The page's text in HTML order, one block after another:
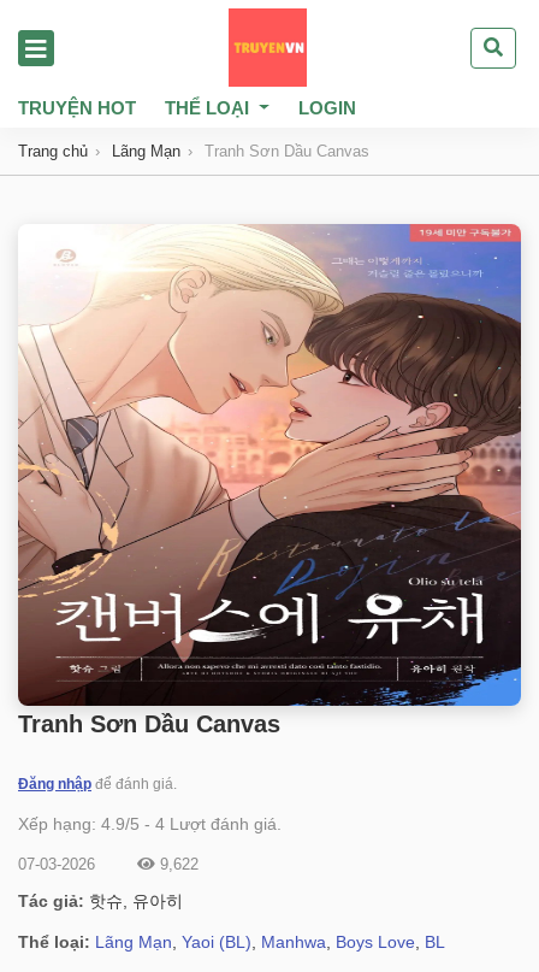
TRUYỆN HOT THỂ LOẠI LOGIN
Trang chủ Lãng Mạn Tranh Sơn Dầu Canvas
Tranh Sơn Dầu Canvas
Đăng nhập để đánh giá.
Xếp hạng: 4.9/5 - 4 Lượt đánh giá.
07-03-2026 9,622
Tác giả: 핫슈, 유아히
Thể loại: Lãng Mạn Yaoi (BL) Manhwa Boys Love BL